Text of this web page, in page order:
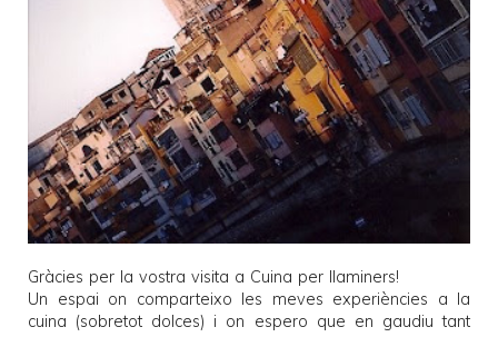
Gràcies per la vostra visita a Cuina per llaminers!
Un espai on comparteixo les meves experiències a la
cuina (sobretot dolces) i on espero que en gaudiu tant